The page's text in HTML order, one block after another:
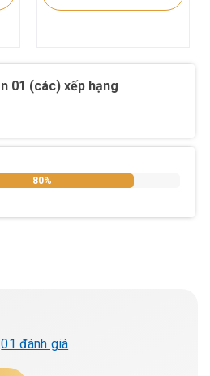
01 (các) xếp hạng
80%
01 đánh giá